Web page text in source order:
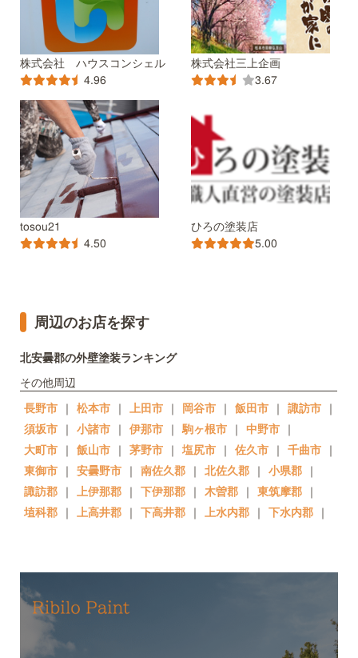
株式会社 ハウスコンシェル
4.96
株式会社三上企画
3.67
tosou21
4.50
ひろの塗装店
5.00
周辺のお店を探す
北安曇郡の外壁塗装ランキング
その他周辺
長野市 ｜ 松本市 ｜ 上田市 ｜ 岡谷市 ｜ 飯田市 ｜ 諏訪市 ｜
須坂市 ｜ 小諸市 ｜ 伊那市 ｜ 駒ヶ根市 ｜ 中野市 ｜
大町市 ｜ 飯山市 ｜ 茅野市 ｜ 塩尻市 ｜ 佐久市 ｜ 千曲市 ｜
東御市 ｜ 安曇野市 ｜ 南佐久郡 ｜ 北佐久郡 ｜ 小県郡 ｜
諏訪郡 ｜ 上伊那郡 ｜ 下伊那郡 ｜ 木曽郡 ｜ 東筑摩郡 ｜
埴科郡 ｜ 上高井郡 ｜ 下高井郡 ｜ 上水内郡 ｜ 下水内郡 ｜